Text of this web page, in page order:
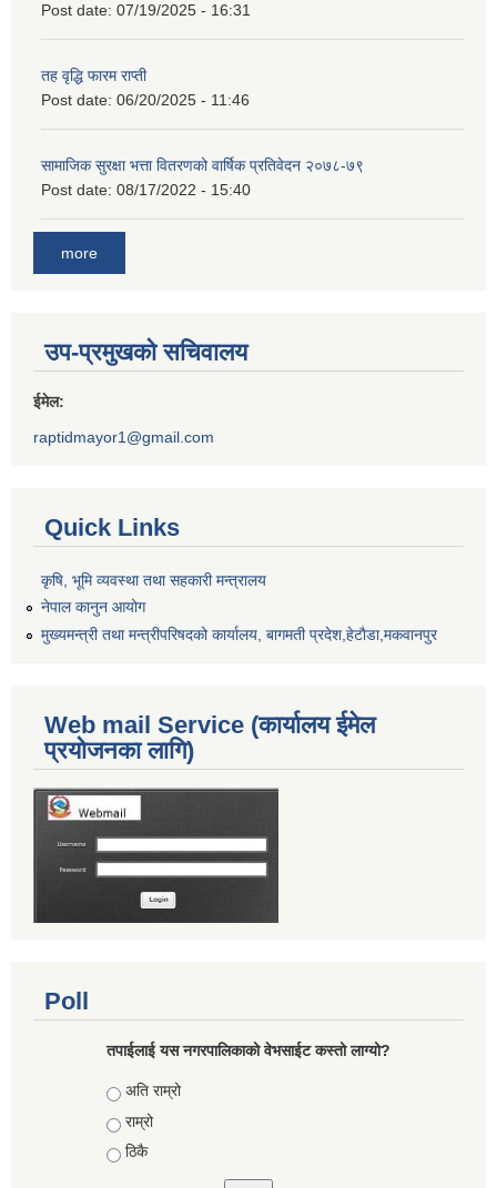
Post date: 07/19/2025 - 16:31
तह वृद्धि फारम राप्ती
Post date: 06/20/2025 - 11:46
सामाजिक सुरक्षा भत्ता वितरणको वार्षिक प्रतिवेदन २०७८-७९
Post date: 08/17/2022 - 15:40
more
उप-प्रमुखको सचिवालय
ईमेल:
raptidmayor1@gmail.com
Quick Links
कृषि, भूमि व्यवस्था तथा सहकारी मन्त्रालय
नेपाल कानुन आयोग
मुख्यमन्त्री तथा मन्त्रीपरिषदको कार्यालय, बागमती प्रदेश,हेटाैडा,मकवानपुर
Web mail Service (कार्यालय ईमेल
प्रयोजनका लागि)
Poll
तपाईलाई यस नगरपालिकाको वेभसाईट कस्तो लाग्यो?
Choices
अति राम्रो
राम्रो
ठिकै